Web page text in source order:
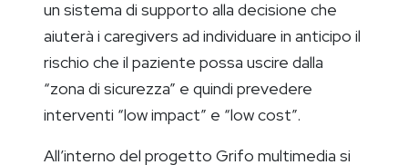
un sistema di supporto alla decisione che
aiuterà i caregivers ad individuare in anticipo il
rischio che il paziente possa uscire dalla
“zona di sicurezza” e quindi prevedere
interventi “low impact” e “low cost”.
All’interno del progetto Grifo multimedia si